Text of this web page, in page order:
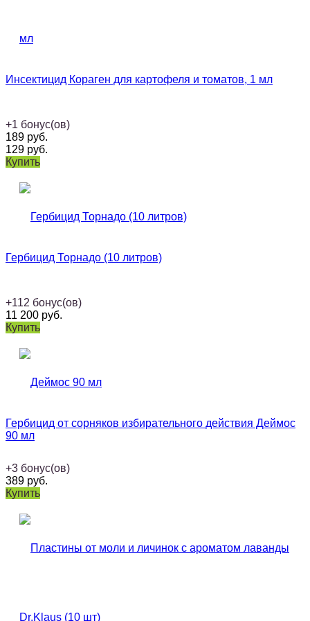
Инсектицид Кораген для картофеля и томатов, 1 мл
+1 бонус(ов)
189 руб.
129 руб.
Купить
Гербицид Торнадо (10 литров)
+112 бонус(ов)
11 200 руб.
Купить
Гербицид от сорняков избирательного действия Деймос
90 мл
+3 бонус(ов)
389 руб.
Купить